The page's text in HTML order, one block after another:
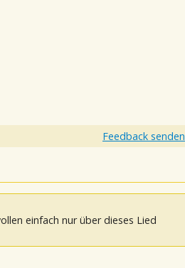
Feedback senden
einfach nur über dieses Lied